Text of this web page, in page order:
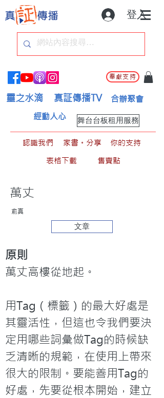
登入
奉獻支持
靈之水滴 真証傳播TV 合辦聚會
舞台台板租用服務
經動人心
認識我們 家書。分享
你的支持
表格下載
售賣點
萬丈
俞真
文章
原則
萬丈高樓從地起。
用Tag（標籤）的最大好處是
其靈活性，但這也令我們要決
定用哪些詞彙做Tag的時候缺
乏清晰的規範，在使用上帶來
很大的限制。要能善用Tag的
好處，先要從根本開始，建立